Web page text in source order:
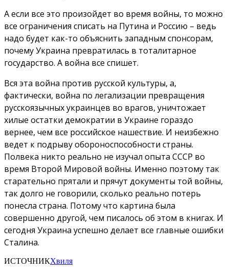
А если все это произойдет во время войны, то можно
все ограничения списать на Путина и Россию – ведь
надо будет как-то объяснить западным спонсорам,
почему Украина превратилась в тоталитарное
государство. А война все спишет.
Вся эта война против русской культуры, а,
фактически, война по легализации превращения
русскоязычных украинцев во врагов, уничтожает
хилые остатки демократии в Украине гораздо
вернее, чем все российское нашествие. И неизбежно
ведет к подрыву обороноспособности страны.
Полвека никто реально не изучал опыта СССР во
время Второй Мировой войны. Именно поэтому так
старательно прятали и прячут документы той войны,
так долго не говорили, сколько реально потерь
понесла страна. Потому что картина была
совершенно другой, чем писалось об этом в книгах. И
сегодня Украина успешно делает все главные ошибки
Сталина.
ИСТОЧНИКХвиля